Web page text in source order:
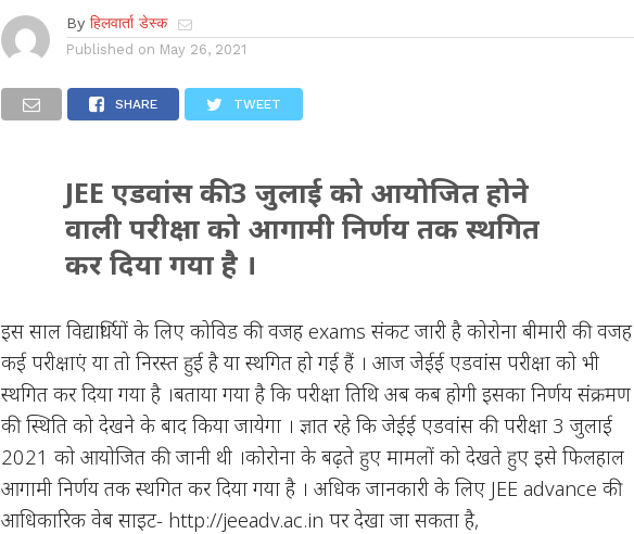
By हिलवार्ता डेस्क
Published on May 26, 2021
SHARE TWEET
JEE एडवांस की 3 जुलाई को आयोजित होने
वाली परीक्षा को आगामी निर्णय तक स्थगित
कर दिया गया है ।
इस साल विद्यार्थियों के लिए कोविड की वजह exams संकट जारी है कोरोना बीमारी की वजह
कई परीक्षाएं या तो निरस्त हुई है या स्थगित हो गई हैं । आज जेईई एडवांस परीक्षा को भी
स्थगित कर दिया गया है ।बताया गया है कि परीक्षा तिथि अब कब होगी इसका निर्णय संक्रमण
की स्थिति को देखने के बाद किया जायेगा । ज्ञात रहे कि जेईई एडवांस की परीक्षा 3 जुलाई
2021 को आयोजित की जानी थी ।कोरोना के बढ़ते हुए मामलों को देखते हुए इसे फिलहाल
आगामी निर्णय तक स्थगित कर दिया गया है । अधिक जानकारी के लिए JEE advance की
आधिकारिक वेब साइट- http://jeeadv.ac.in पर देखा जा सकता है,